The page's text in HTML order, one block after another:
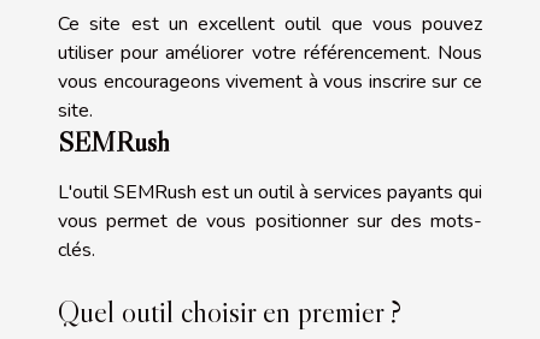
Ce site est un excellent outil que vous pouvez
utiliser pour améliorer votre référencement. Nous
vous encourageons vivement à vous inscrire sur ce
site.
SEMRush
L'outil SEMRush est un outil à services payants qui
vous permet de vous positionner sur des mots-
clés.
Quel outil choisir en premier ?